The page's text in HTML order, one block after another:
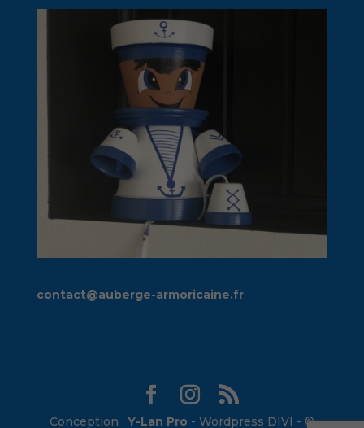
contact@auberge-armoricaine.fr
Conception : Y-Lan Pro - Wordpress DIVI - ©